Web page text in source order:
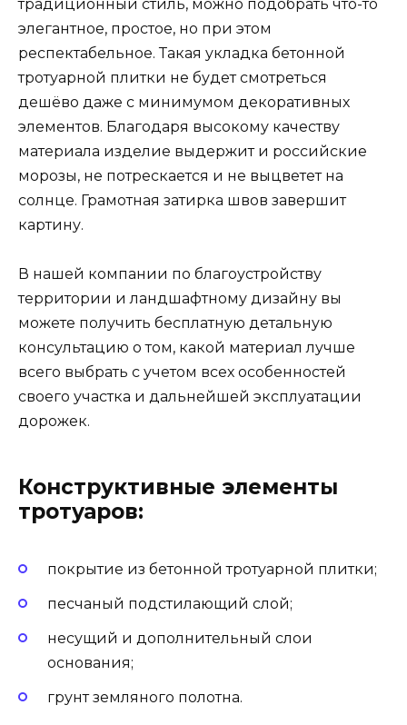
традиционный стиль, можно подобрать что-то
элегантное, простое, но при этом
респектабельное. Такая укладка бетонной
тротуарной плитки не будет смотреться
дешёво даже с минимумом декоративных
элементов. Благодаря высокому качеству
материала изделие выдержит и российские
морозы, не потрескается и не выцветет на
солнце. Грамотная затирка швов завершит
картину.
В нашей компании по благоустройству
территории и ландшафтному дизайну вы
можете получить бесплатную детальную
консультацию о том, какой материал лучше
всего выбрать с учетом всех особенностей
своего участка и дальнейшей эксплуатации
дорожек.
Конструктивные элементы
тротуаров:
покрытие из бетонной тротуарной плитки;
песчаный подстилающий слой;
несущий и дополнительный слои
основания;
грунт земляного полотна.